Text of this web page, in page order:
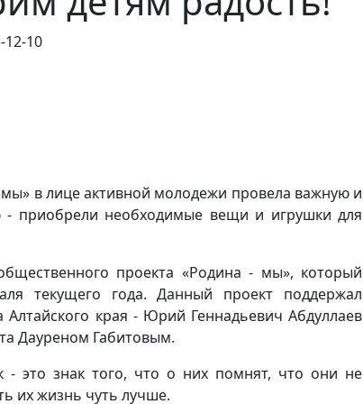
12-10
в лице активной молодежи провела важную и
- приобрели необходимые вещи и игрушки для
проекта «Родина - мы», который
текущего года. Данный проект поддержал
Алтайского края - Юрий Геннадьевич Абдуллаев
Дауреном Габитовым.
- это знак того, что о них помнят, что они не
их жизнь чуть лучше.